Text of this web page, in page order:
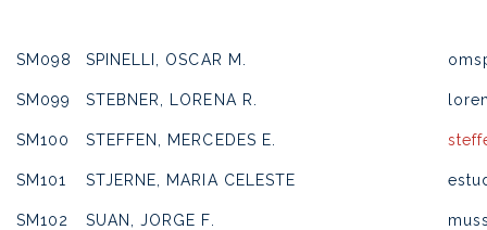
SM098 SPINELLI, OSCAR M.
SM099 STEBNER, LORENA R.
SM100 STEFFEN, MERCEDES E.
SM101 STJERNE, MARIA CELESTE
SM102 SUAN, JORGE F.